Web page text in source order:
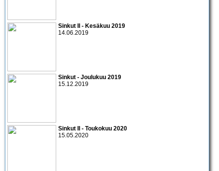
Sinkut II - Kesäkuu 2019
14.06.2019
Sinkut - Joulukuu 2019
15.12.2019
Sinkut II - Toukokuu 2020
15.05.2020